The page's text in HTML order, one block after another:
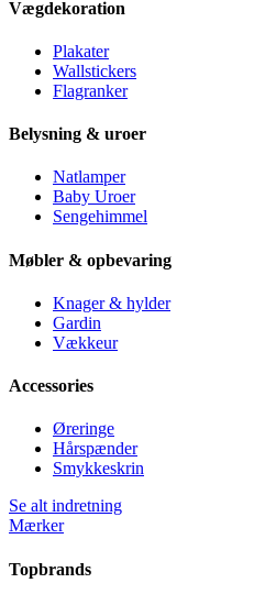
Vægdekoration
Plakater
Wallstickers
Flagranker
Belysning & uroer
Natlamper
Baby Uroer
Sengehimmel
Møbler & opbevaring
Knager & hylder
Gardin
Vækkeur
Accessories
Øreringe
Hårspænder
Smykkeskrin
Se alt indretning
Mærker
Topbrands